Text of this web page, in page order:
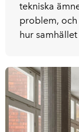
tekniska
problem,
hur